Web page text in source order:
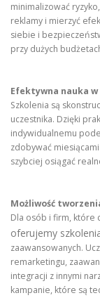
minimalizować
reklamy i mierzyć
siebie i
przy dużych
Efektywna nauka
Szkolenia są
uczestnika. Dzięki
indywidualnemu
zdobywać
szybciej osiągać
Możliwość
Dla osób i firm, które
oferujemy
zaawansowanych.
remarketingu,
integracji z innymi
kampanie, które są